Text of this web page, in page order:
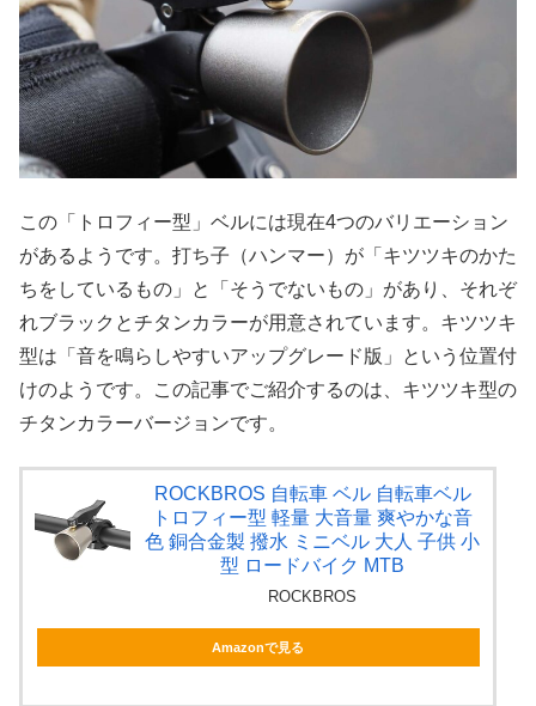
この「トロフィー型」ベルには現在4つのバリエーション
があるようです。打ち子（ハンマー）が「キツツキのかた
ちをしているもの」と「そうでないもの」があり、それぞ
れブラックとチタンカラーが用意されています。キツツキ
型は「音を鳴らしやすいアップグレード版」という位置付
けのようです。この記事でご紹介するのは、キツツキ型の
チタンカラーバージョンです。
ROCKBROS 自転車 ベル 自転車ベル
トロフィー型 軽量 大音量 爽やかな音
色 銅合金製 撥水 ミニベル 大人 子供 小
型 ロードバイク MTB
ROCKBROS
Amazonで見る